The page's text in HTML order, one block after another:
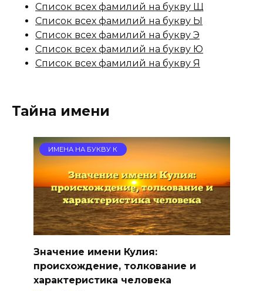
Список всех фамилий на букву Щ
Список всех фамилий на букву Ы
Список всех фамилий на букву Э
Список всех фамилий на букву Ю
Список всех фамилий на букву Я
Тайна имени
ИМЕНА НА БУКВУ К
Значение имени Кулия:
происхождение, толкование и
характеристика человека